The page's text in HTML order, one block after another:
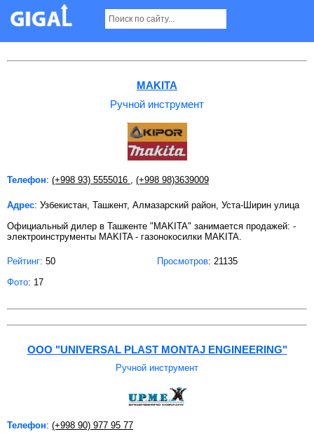
Ручной инструмент в Ташкенте Страница 2
MAKITA
Ручной инструмент
Телефон: (+998 93) 5555016 (+998 98)3639009
Адрес: Узбекистан, Ташкент, Алмазарский район, Уста-Ширин улица
Официальный дилер в Ташкенте "MAKITA" занимается продажей: -
электроинструменты MAKITA - газонокосилки MAKITA.
Рейтинг: 50 Просмотров: 21135
Фото: 17
ООО "UNIVERSAL PLAST MONTAJ ENGINEERING"
Ручной инструмент
Телефон: (+998 90) 977 95 77